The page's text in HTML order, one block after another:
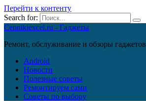
Перейти к контенту
Search for:
Cennikiexcel.ru - Гаджеты
Ремонт, обслуживание и обзоры гаджетов
Android
Новости
Полезные советы
Ремонтируем сами
Советы по выбору